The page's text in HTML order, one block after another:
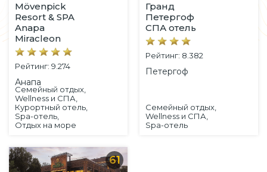
Mövenpick
Resort & SPA
Anapa
Miracleon
Рейтинг: 9.274
Анапа
Семейный отдых,
Wellness и СПА,
Курортный отель,
Spa-отель,
Отдых на море
Гранд
Петергоф
СПА отель
Рейтинг: 8.382
Петергоф
Семейный отдых,
Wellness и СПА,
Spa-отель
61